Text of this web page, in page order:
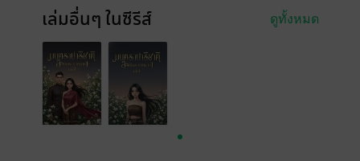
เล่มอื่นๆ ในซีรีส์ ดูทั้งหมด